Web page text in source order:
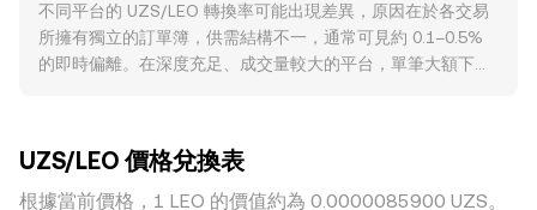
外匯與加密資產的監管政策、資本項目限制、銀行合規審查與
本地法幣出入金規範的調整，均可能影響 UZS 流動性成本與
到賬速度，從而反映在轉換率上。技術面則包含期貨資金費率
波動，這些因素會在結構性驅動之外，增加 UZS/LEO 的短期
波動幅度。
簡單換算為：若以 UZS 買入，則獲得的 LEO 數量 = UZS 金額
× 轉換率；反向而言，若希望換回某一 LEO 數量，所需 UZS
金額 = LEO 數量 / 轉換率。訂單簿機制下，買單（bids）與賣
以穩定資產為中介的 UZS 流動性池，則自動做市商（AMM）
會採用 x × y = k 的恆定乘積機制，其中資產對價格可近似為池
中兩資產儲備之比值 price = y/x；不過，對 UZS 這類法定貨
不同平台的 UZS/LEO 轉換率可能出現差異，原因在於各交易
所擁有獨立的訂單簿，供需結構不一，通常可見約 0.1–0.5%
的即時偏離。在深度充足、成交量較大的平台，單筆大額下單
成本、資本流動限制、法幣出入金速度與合規要求，這些都會
反映到該平台的 UZS 報價之中。另有一項常見來源是 USDT
UZS/LEO 價格兌換表
根據當前價格，1 LEO 的價值約為 0.0000085900 UZS。